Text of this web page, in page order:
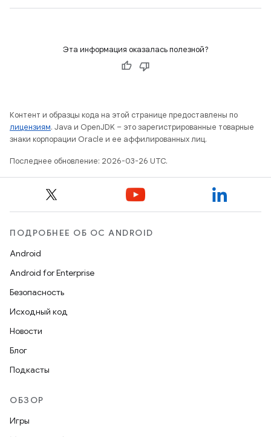
Эта информация оказалась полезной?
Контент и образцы кода на этой странице предоставлены по
лицензиям. Java и OpenJDK – это зарегистрированные товарные
знаки корпорации Oracle и ее аффилированных лиц.
Последнее обновление: 2026-03-26 UTC.
ПОДРОБНЕЕ ОБ ОС ANDROID
Android
Android for Enterprise
Безопасность
Исходный код
Новости
Блог
Подкасты
ОБЗОР
Игры